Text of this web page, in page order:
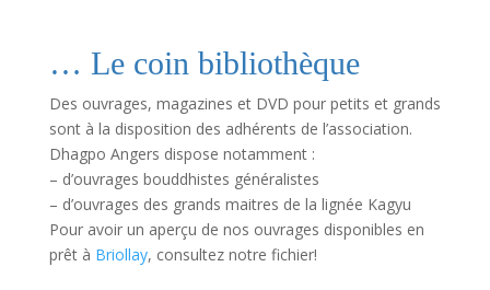
… Le coin bibliothèque
Des ouvrages, magazines et DVD pour petits et grands
sont à la disposition des adhérents de l’association.
Dhagpo Angers dispose notamment :
– d’ouvrages bouddhistes généralistes
– d’ouvrages des grands maitres de la lignée Kagyu
Pour avoir un aperçu de nos ouvrages disponibles en
prêt à Briollay, consultez notre fichier!